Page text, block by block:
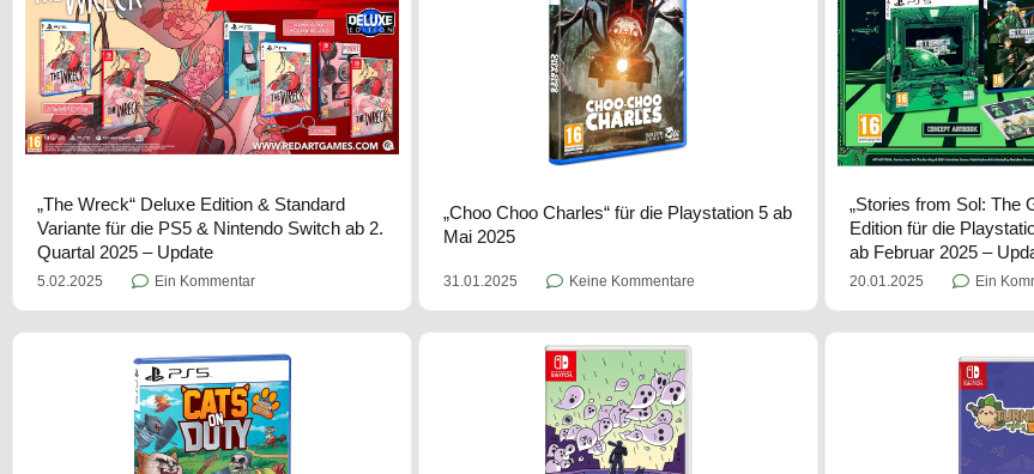
„The Wreck“ Deluxe Edition & Standard
Variante für die PS5 & Nintendo Switch ab 2.
Quartal 2025 – Update
5.02.2025 Ein Kommentar
„Choo Choo Charles“ für die Playstation 5 ab
Mai 2025
31.01.2025 Keine Kommentare
„Stories from Sol: The
Edition für die
ab Februar 2025 –
20.01.2025 Ein